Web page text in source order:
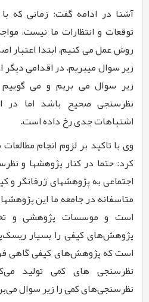
آشنا در ادامه گفت: زمانی که
توقعات و انتظارات ما نیست،
روش عمل می کنیم. ابتدا اعتبار
زیر سوال میبریم. در اقدامی
زیر سوال می بریم و می
نظرسنجی صحیح باشد اما در
اشتباهات جدی رخ داده است.
وی با تاکید بر لزوم انجام
کرد: حتما در کنار پژوهشها و
اجتماعی به پژوهشهای ژرفانگر و
متاسفانه در جامعه ما این
است و موسسات پژوهشی و
پژوهش‌های کیفی را بسیار
است که پژوهش‌های کیفی گاهی
نظرسنجی های کمی تولید
نظرسنجی‌های کمی را زیر سوال